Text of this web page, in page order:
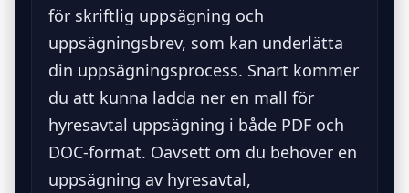
för skriftlig uppsägning och
uppsägningsbrev, som kan underlätta
din uppsägningsprocess. Snart kommer
du att kunna ladda ner en mall för
hyresavtal uppsägning i både PDF och
DOC-format. Oavsett om du behöver en
uppsägning av hyresavtal,